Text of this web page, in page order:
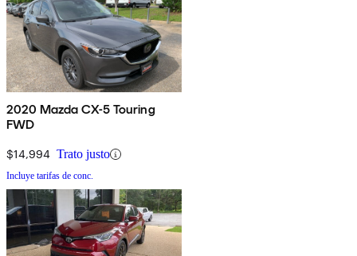
2020 Mazda CX-5 Touring
FWD
$14,994 Trato justo
Incluye tarifas de conc.